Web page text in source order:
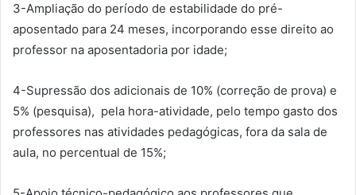
3-Ampliação do período de estabilidade do pré-
aposentado para 24 meses, incorporando esse direito ao
professor na aposentadoria por idade;
4-Supressão dos adicionais de 10% (correção de prova) e
5% (pesquisa), pela hora-atividade, pelo tempo gasto dos
professores nas atividades pedagógicas, fora da sala de
aula, no percentual de 15%;